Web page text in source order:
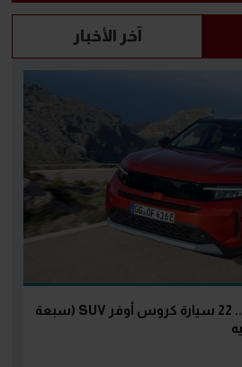
آخر الأخبار
بعد طرح RX9 وفرونتيرا.. 22 سيارة كروس أوفر SUV (سبعة